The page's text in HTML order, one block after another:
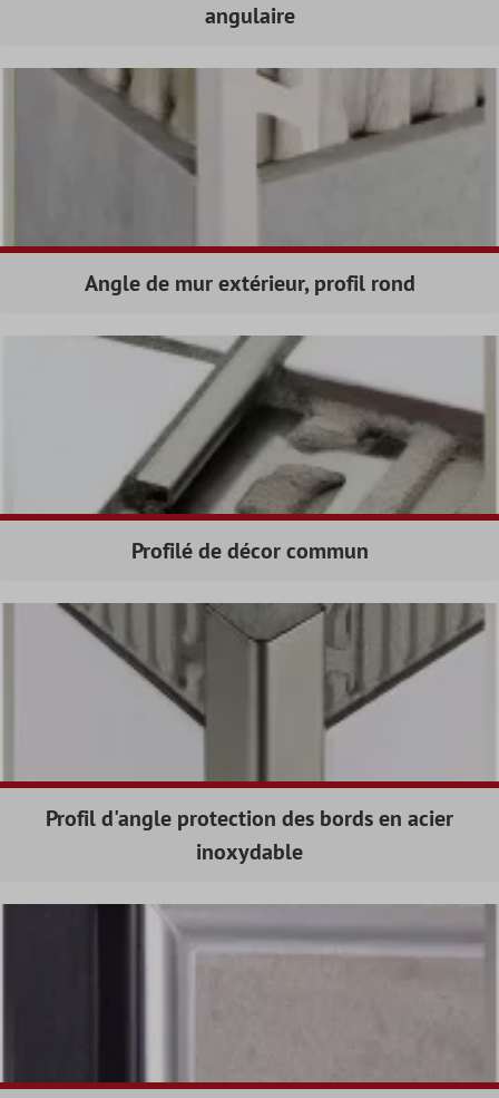
angulaire
Angle de mur extérieur, profil rond
Profilé de décor commun
Profil d'angle protection des bords en acier
inoxydable